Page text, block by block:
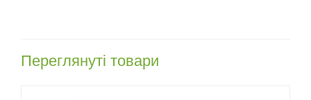
Переглянуті товари